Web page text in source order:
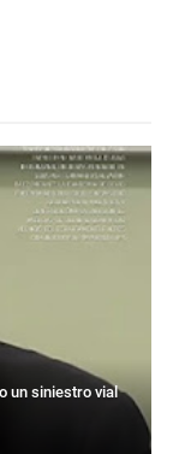
un siniestro vial